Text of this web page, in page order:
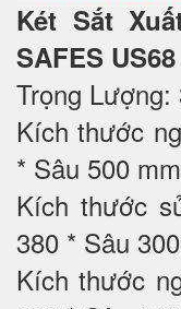
Két Sắt
SAFES
Trọng Lượng:
Kích thước
* Sâu 500 mm
Kích thước
380 * Sâu
Kích thước